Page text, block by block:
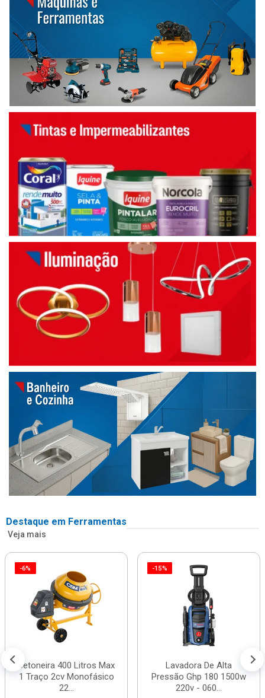
Destaque em Ferramentas
Veja mais
-6%
Betoneira 400 Litros Max
1 Traço 2cv Monofásico
22...
-15%
Lavadora De Alta
Pressão Ghp 180 1500w
220v - 060...